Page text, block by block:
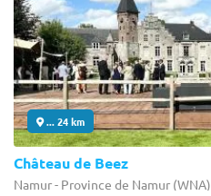
... 24 km
Château de Beez
Namur - Province de Namur (WNA)